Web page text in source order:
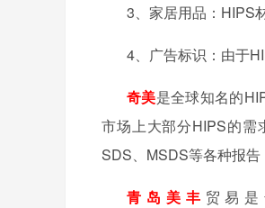
3、 家居用品： HIPS
4、 广告标识：由于
奇美是全球知名的
市场上大部分HIPS的需
SDS、MSDS等各种报告
青岛美丰 贸易